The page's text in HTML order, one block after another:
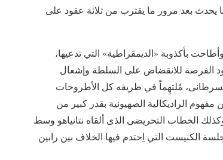
يحدث بعد مرور ما يقترب من ثلاثة عقود على
بأكذوبة «الديمقراطية» التي تدعيها،
الفرصة للانقضاض على السلطة وإشعال
مُلتهِماً في طريقه كل الأطروحات
الراديكالية الصهيونية بقدر كبير من
الخطاب التحريضى الذى ألقاه نتانياهو وسط
الكنيست التي اِحتدم فيها الخلاف بين رابين